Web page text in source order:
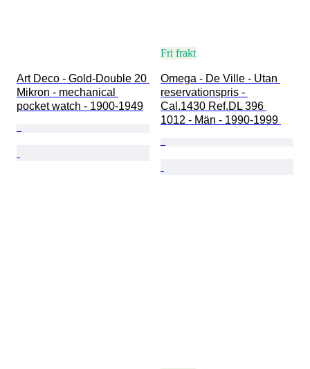
Art Deco - Gold-Double 20
Mikron - mechanical
pocket watch - 1900-1949
Fri frakt
Omega - De Ville - Utan
reservationspris -
Cal.1430 Ref.DL 396
1012 - Män - 1990-1999